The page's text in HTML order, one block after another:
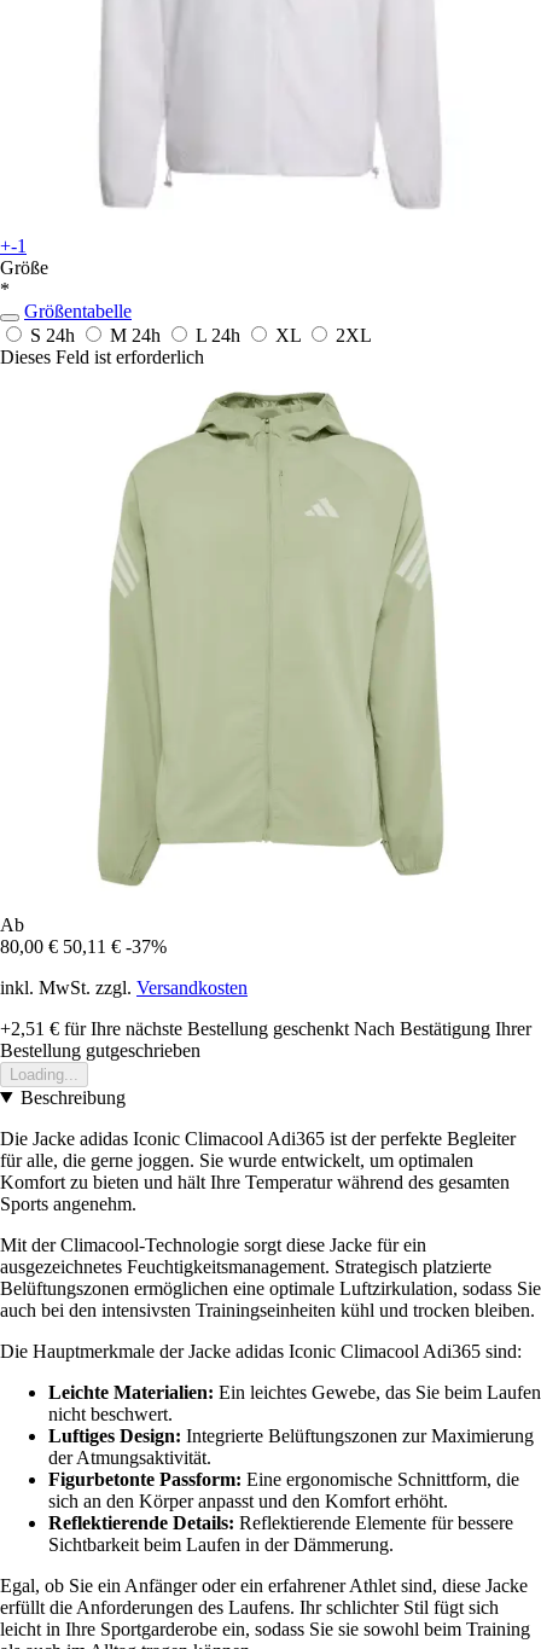
+-1
Größe
*
Größentabelle
S 24h M 24h L 24h XL
2XL
Dieses Feld ist erforderlich
Ab
80,00 € 50,11 € -37%
inkl. MwSt. zzgl. Versandkosten
+2,51 € für Ihre nächste Bestellung geschenkt Nach Bestätigung Ihrer
Bestellung gutgeschrieben
Loading...
Beschreibung
Die Jacke adidas Iconic Climacool Adi365 ist der perfekte Begleiter
für alle, die gerne joggen. Sie wurde entwickelt, um optimalen
Komfort zu bieten und hält Ihre Temperatur während des gesamten
Sports angenehm.
Mit der Climacool-Technologie sorgt diese Jacke für ein
ausgezeichnetes Feuchtigkeitsmanagement. Strategisch platzierte
Belüftungszonen ermöglichen eine optimale Luftzirkulation, sodass Sie
auch bei den intensivsten Trainingseinheiten kühl und trocken bleiben.
Die Hauptmerkmale der Jacke adidas Iconic Climacool Adi365 sind:
Leichte Materialien: Ein leichtes Gewebe, das Sie beim Laufen
nicht beschwert.
Luftiges Design: Integrierte Belüftungszonen zur Maximierung
der Atmungsaktivität.
Figurbetonte Passform: Eine ergonomische Schnittform, die
sich an den Körper anpasst und den Komfort erhöht.
Reflektierende Details: Reflektierende Elemente für bessere
Sichtbarkeit beim Laufen in der Dämmerung.
Egal, ob Sie ein Anfänger oder ein erfahrener Athlet sind, diese Jacke
erfüllt die Anforderungen des Laufens. Ihr schlichter Stil fügt sich
leicht in Ihre Sportgarderobe ein, sodass Sie sie sowohl beim Training